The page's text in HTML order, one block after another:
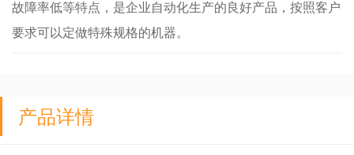
故障率低等特点，是企业自动化生产的良好产品，按照客户
要求可以定做特殊规格的机器。
产品详情